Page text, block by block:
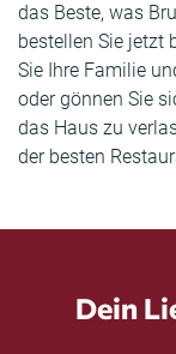
das Beste, was
bestellen Sie jetzt
Sie Ihre Familie
oder gönnen Sie
das Haus zu
der besten
Dein